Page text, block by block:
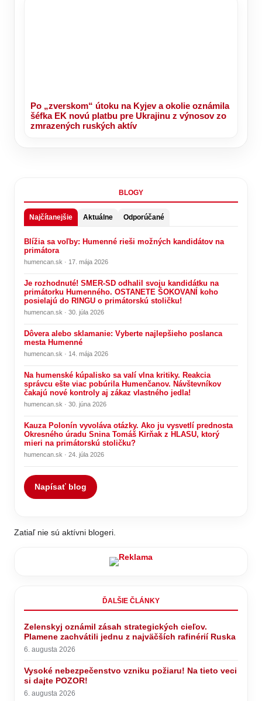
Po „zverskom“ útoku na Kyjev a okolie oznámila
šéfka EK novú platbu pre Ukrajinu z výnosov zo
zmrazených ruských aktív
BLOGY
Najčítanejšie Aktuálne Odporúčané
Blížia sa voľby: Humenné rieši možných kandidátov na
primátora
humencan.sk · 17. mája 2026
Je rozhodnuté! SMER-SD odhalil svoju kandidátku na
primátorku Humenného. OSTANETE ŠOKOVANÍ koho
posielajú do RINGU o primátorskú stoličku!
humencan.sk · 30. júla 2026
Dôvera alebo sklamanie: Vyberte najlepšieho poslanca
mesta Humenné
humencan.sk · 14. mája 2026
Na humenské kúpalisko sa valí vlna kritiky. Reakcia
správcu ešte viac pobúrila Humenčanov. Návštevníkov
čakajú nové kontroly aj zákaz vlastného jedla!
humencan.sk · 30. júna 2026
Kauza Polonín vyvoláva otázky. Ako ju vysvetlí prednosta
Okresného úradu Snina Tomáš Kirňak z HLASU, ktorý
mieri na primátorskú stoličku?
humencan.sk · 24. júla 2026
Napísať blog
Zatiaľ nie sú aktívni blogeri.
ĎALŠIE ČLÁNKY
Zelenskyj oznámil zásah strategických cieľov.
Plamene zachvátili jednu z najväčších rafinérií Ruska
6. augusta 2026
Vysoké nebezpečenstvo vzniku požiaru! Na tieto veci
si dajte POZOR!
6. augusta 2026